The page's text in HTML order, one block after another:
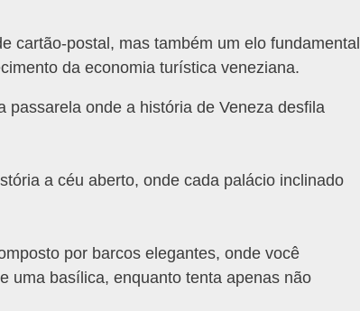
cartão-postal, mas também um elo fundamental
da economia turística veneziana.
onde a história de Veneza desfila
a céu aberto, onde cada palácio inclinado
por barcos elegantes, onde você
uma basílica, enquanto tenta apenas não